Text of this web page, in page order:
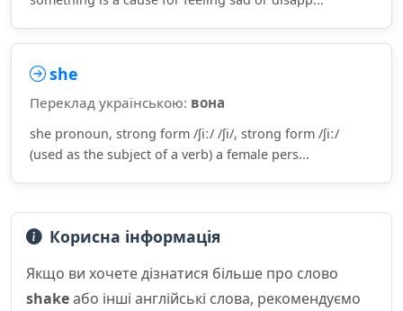
she
Переклад українською: вона
she pronoun, strong form /ʃiː/ /ʃi/, strong form /ʃiː/
(used as the subject of a verb) a female pers...
Корисна інформація
Якщо ви хочете дізнатися більше про слово
shakeабо інші англійські слова, рекомендуємо